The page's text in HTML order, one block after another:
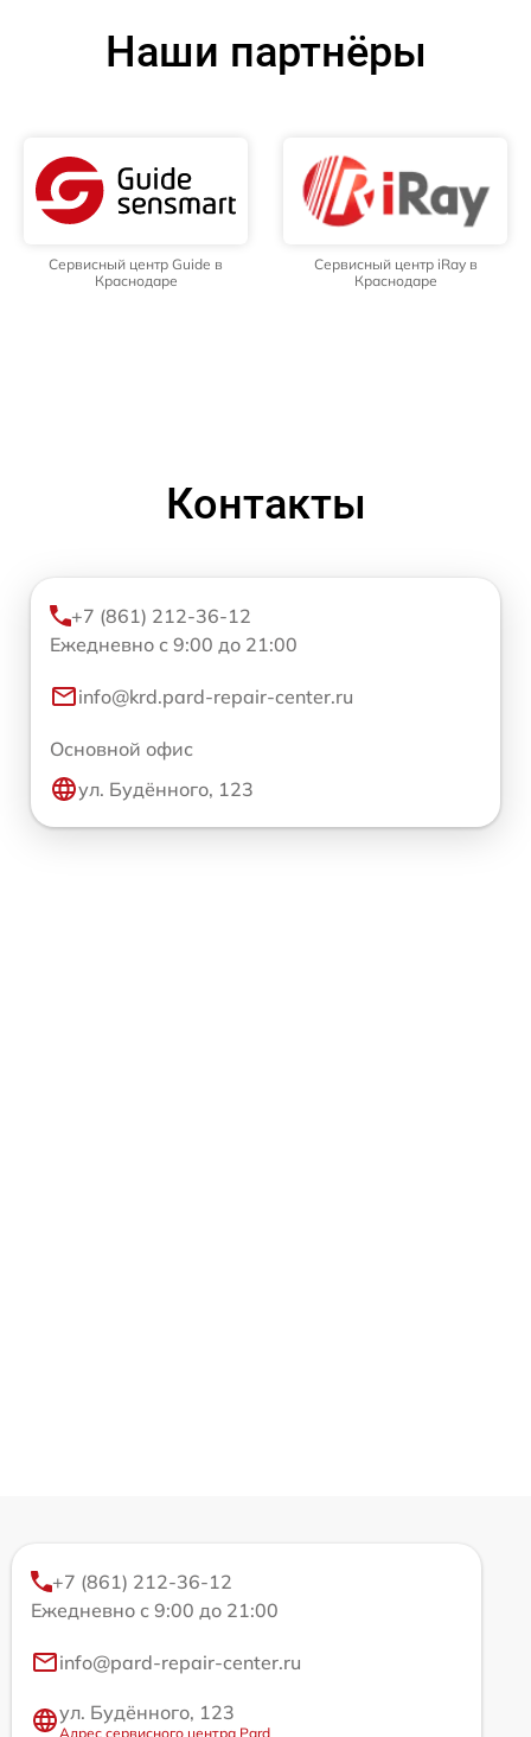
Наши партнёры
Сервисный центр Guide в
Краснодаре
Сервисный центр iRay в
Краснодаре
Контакты
+7 (861) 212-36-12
Ежедневно с 9:00 до 21:00
info@krd.pard-repair-center.ru
Основной офис
ул. Будённого, 123
+7 (861) 212-36-12
Ежедневно с 9:00 до 21:00
info@pard-repair-center.ru
ул. Будённого, 123
Адрес сервисного центра Pard